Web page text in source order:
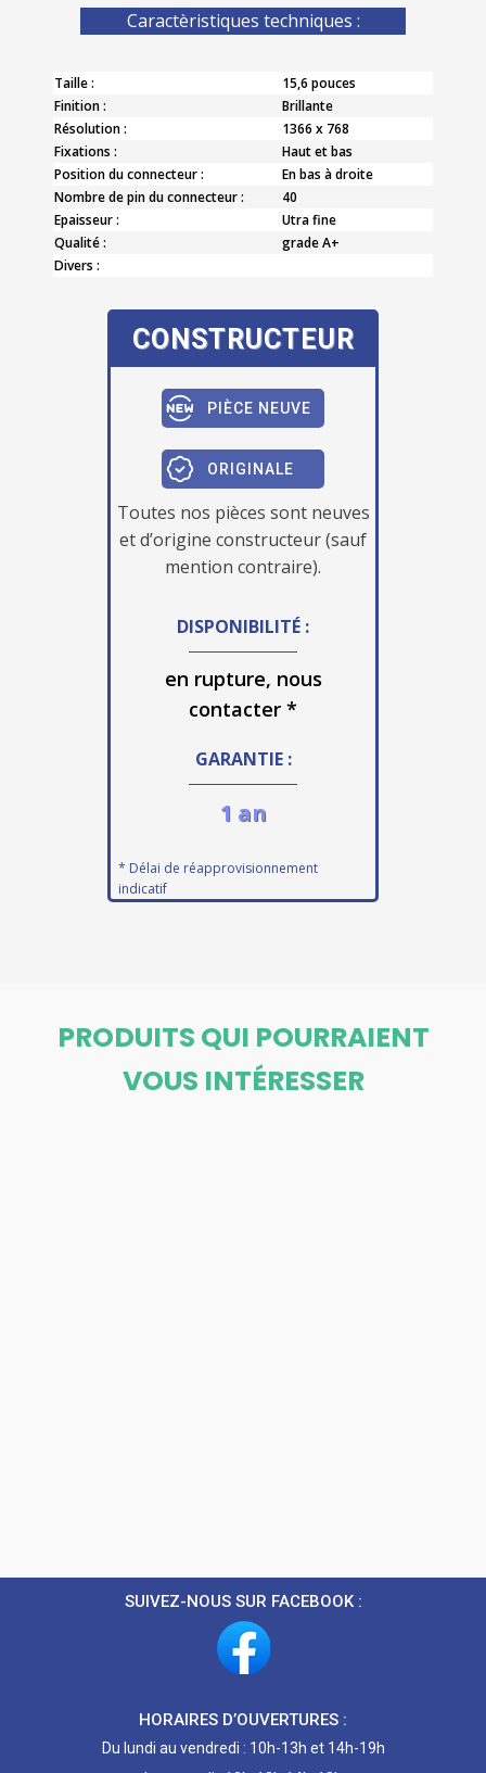
Caractèristiques techniques :
Taille :
15,6 pouces
Finition :
Brillante
Résolution :
1366 x 768
Fixations :
Haut et bas
Position du connecteur :
En bas à droite
Nombre de pin du connecteur :
40
Epaisseur :
Utra fine
Qualité :
grade A+
Divers :
CONSTRUCTEUR
PIÈCE NEUVE
ORIGINALE
Toutes nos pièces sont neuves
et d’origine constructeur (sauf
mention contraire).
DISPONIBILITÉ :
en rupture, nous
contacter *
GARANTIE :
1 an
* Délai de réapprovisionnement
indicatif
PRODUITS QUI POURRAIENT
VOUS INTÉRESSER
SUIVEZ-NOUS SUR FACEBOOK :
HORAIRES D’OUVERTURES :
Du lundi au vendredi : 10h-13h et 14h-19h